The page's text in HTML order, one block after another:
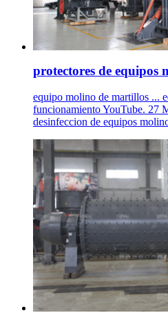
protectores de equipos
equipo molino de martillos ...
funcionamiento YouTube. 27
desinfeccion de equipos